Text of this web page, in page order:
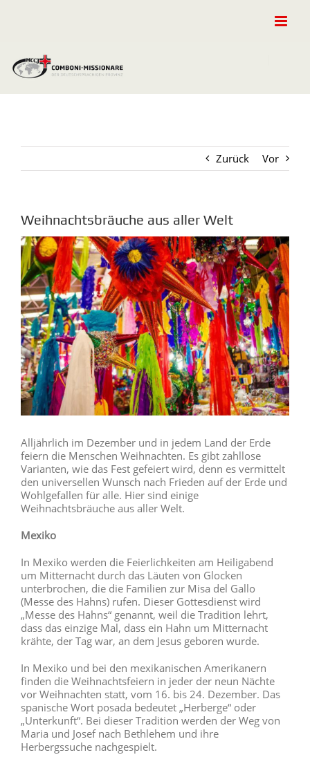
Zurück Vor
Weihnachtsbräuche aus aller Welt
Zeige
grösseres
Bild
Alljährlich im Dezember und in jedem Land der Erde
feiern die Menschen Weihnachten. Es gibt zahllose
Varianten, wie das Fest gefeiert wird, denn es vermittelt
den universellen Wunsch nach Frieden auf der Erde und
Wohlgefallen für alle. Hier sind einige
Weihnachtsbräuche aus aller Welt.
Mexiko
In Mexiko werden die Feierlichkeiten am Heiligabend
um Mitternacht durch das Läuten von Glocken
unterbrochen, die die Familien zur Misa del Gallo
(Messe des Hahns) rufen. Dieser Gottesdienst wird
„Messe des Hahns“ genannt, weil die Tradition lehrt,
dass das einzige Mal, dass ein Hahn um Mitternacht
krähte, der Tag war, an dem Jesus geboren wurde.
In Mexiko und bei den mexikanischen Amerikanern
finden die Weihnachtsfeiern in jeder der neun Nächte
vor Weihnachten statt, vom 16. bis 24. Dezember. Das
spanische Wort posada bedeutet „Herberge“ oder
„Unterkunft“. Bei dieser Tradition werden der Weg von
Maria und Josef nach Bethlehem und ihre
Herbergssuche nachgespielt.